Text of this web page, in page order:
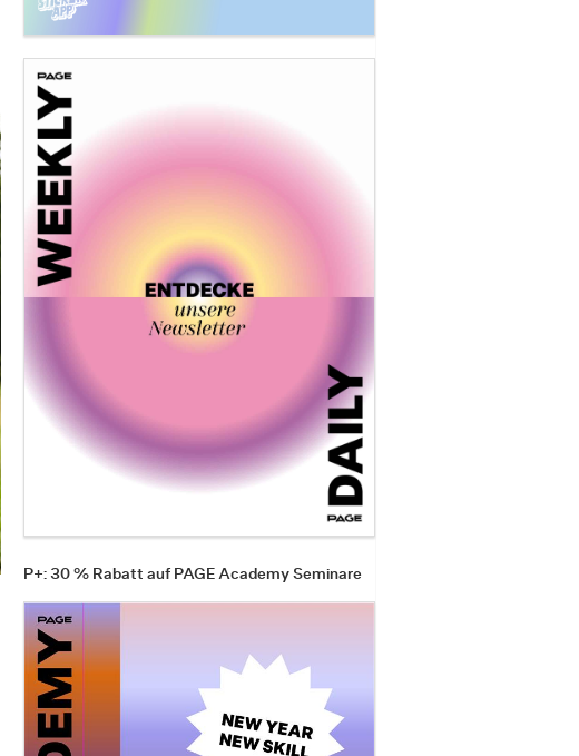
P+: 30 % Rabatt auf PAGE Academy Seminare